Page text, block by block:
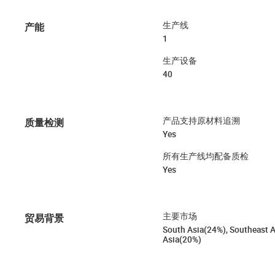
产能
生产线
1
生产设备
40
质量检测
产品支持原材料追溯
Yes
所有生产线均配备质检
Yes
贸易背景
主要市场
South Asia(24%), Southeast
Asia(20%)